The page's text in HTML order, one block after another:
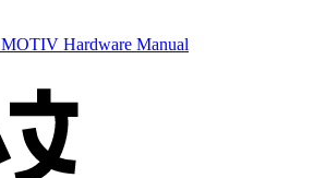
MOTIV Hardware Manual